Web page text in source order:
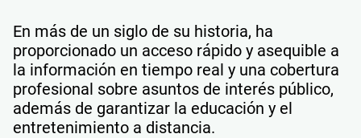
En más de un siglo de su historia, ha
proporcionado un acceso rápido y asequible a
la información en tiempo real y una cobertura
profesional sobre asuntos de interés público,
además de garantizar la educación y el
entretenimiento a distancia.